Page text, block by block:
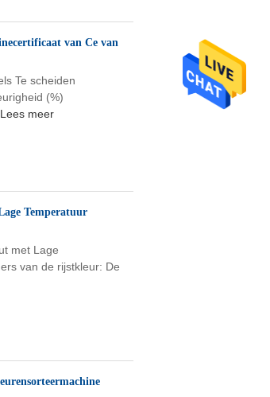
van Ce van
Te scheiden
(%)
Lees meer
Temperatuur
met Lage
van de rijstkleur: De